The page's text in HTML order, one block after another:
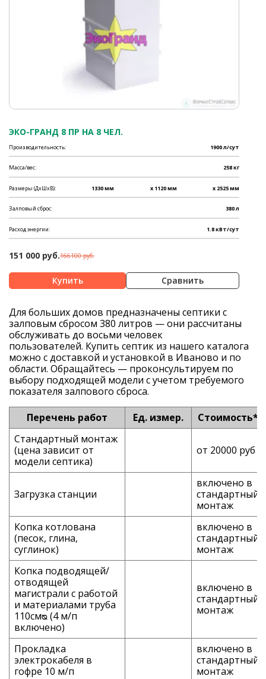
ЭКО-ГРАНД 8 ПР НА 8 ЧЕЛ.
Производительность: 1900 л/сут
Масса/вес: 258 кг
Размеры (ДхШхВ): 1330 мм x 1120 мм x 2525 мм
Залповый сброс: 380 л
Расход энергии: 1.8 кВт/сут
151 000 руб.166100 руб.
Сравнить
Для больших домов предназначены септики с
залповым сбросом 380 литров — они рассчитаны
обслуживать до восьми человек
пользователей. Купить септик из нашего каталога
можно с доставкой и установкой в Иваново и по
области. Обращайтесь — проконсультируем по
выбору подходящей модели с учетом требуемого
показателя залпового сброса.
Перечень работ
Ед. измер.
Стоимость*
Стандартный монтаж
(цена зависит от
модели септика)
от 20000 руб
Загрузка станции
включено в
стандартный
монтаж
Копка котлована
(песок, глина,
суглинок)
включено в
стандартный
монтаж
Копка подводящей/
отводящей
магистрали с работой
и материалами труба
110смᴓ (4 м/п
включено)
включено в
стандартный
монтаж
Прокладка
электрокабеля в
гофре 10 м/п
включено в
стандартный
монтаж